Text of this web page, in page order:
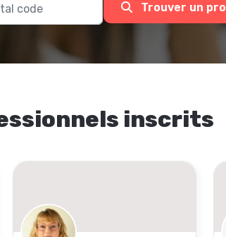
Trouver un pro
inscrits